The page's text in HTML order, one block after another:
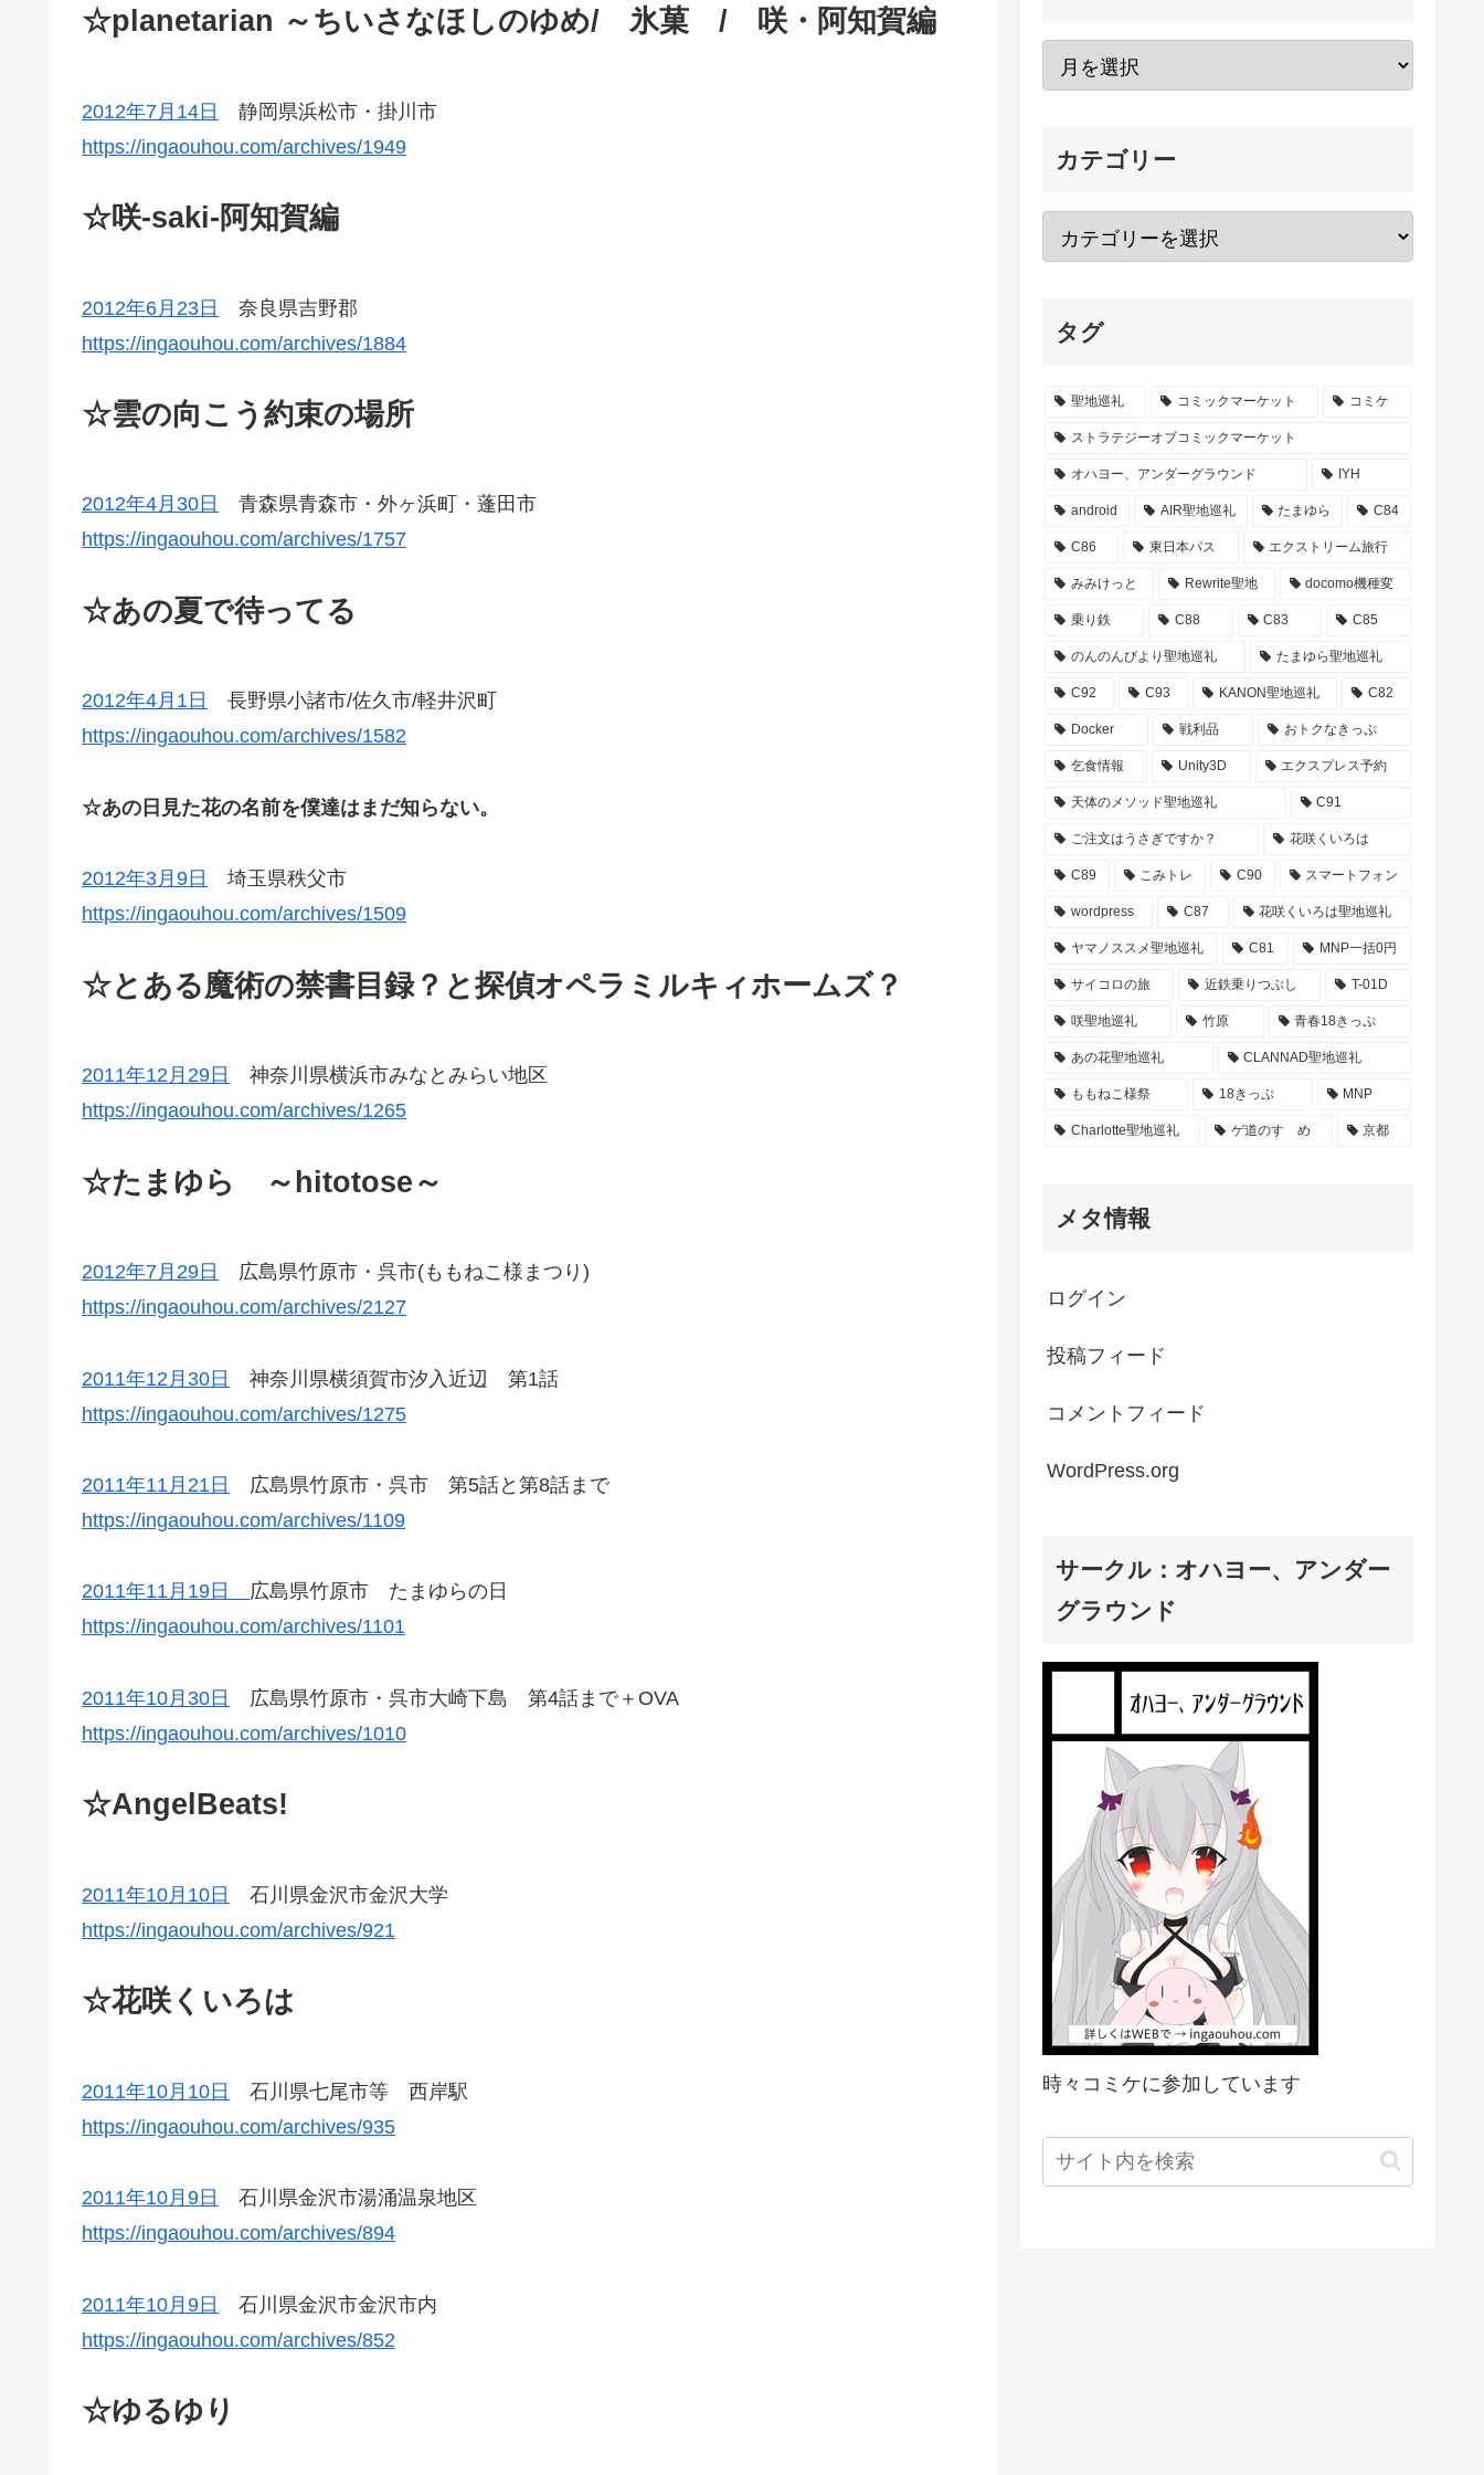
☆planetarian ～ちいさなほしのゆめ/ 氷菓 / 咲・阿知賀編
2012年7月14日
静岡県浜松市・掛川市
https://ingaouhou.com/archives/1949
☆咲-saki-阿知賀編
2012年6月23日
奈良県吉野郡
https://ingaouhou.com/archives/1884
☆雲の向こう約束の場所
2012年4月30日
青森県青森市・外ヶ浜町・蓬田市
https://ingaouhou.com/archives/1757
☆あの夏で待ってる
2012年4月1日
長野県小諸市/佐久市/軽井沢町
https://ingaouhou.com/archives/1582
☆あの日見た花の名前を僕達はまだ知らない。
2012年3月9日
埼玉県秩父市
https://ingaouhou.com/archives/1509
☆とある魔術の禁書目録？と探偵オペラミルキィホームズ？
2011年12月29日
神奈川県横浜市みなとみらい地区
https://ingaouhou.com/archives/1265
☆たまゆら ～hitotose～
2012年7月29日
広島県竹原市・呉市(ももねこ様まつり)
https://ingaouhou.com/archives/2127
2011年12月30日
神奈川県横須賀市汐入近辺 第1話
https://ingaouhou.com/archives/1275
2011年11月21日
広島県竹原市・呉市 第5話と第8話まで
https://ingaouhou.com/archives/1109
2011年11月19日 広島県竹原市 たまゆらの日
https://ingaouhou.com/archives/1101
2011年10月30日
広島県竹原市・呉市大崎下島 第4話まで＋OVA
https://ingaouhou.com/archives/1010
☆AngelBeats!
2011年10月10日
石川県金沢市金沢大学
https://ingaouhou.com/archives/921
☆花咲くいろは
2011年10月10日
石川県七尾市等 西岸駅
https://ingaouhou.com/archives/935
2011年10月9日
石川県金沢市湯涌温泉地区
https://ingaouhou.com/archives/894
2011年10月9日
石川県金沢市金沢市内
https://ingaouhou.com/archives/852
☆ゆるゆり
カテゴリー
タグ
聖地巡礼 コミックマーケット コミケ
ストラテジーオブコミックマーケット
オハヨー、アンダーグラウンド IYH
android AIR聖地巡礼 たまゆら C84
C86 東日本パス エクストリーム旅行
みみけっと Rewrite聖地 docomo機種変
乗り鉄 C88 C83 C85
のんのんびより聖地巡礼 たまゆら聖地巡礼
C92 C93 KANON聖地巡礼 C82
Docker 戦利品 おトクなきっぷ
乞食情報 Unity3D エクスプレス予約
天体のメソッド聖地巡礼 C91
ご注文はうさぎですか？ 花咲くいろは
C89 こみトレ C90 スマートフォン
wordpress C87 花咲くいろは聖地巡礼
ヤマノススメ聖地巡礼 C81 MNP一括0円
サイコロの旅 近鉄乗りつぶし T-01D
咲聖地巡礼 竹原 青春18きっぷ
あの花聖地巡礼 CLANNAD聖地巡礼
ももねこ様祭 18きっぷ MNP
Charlotte聖地巡礼 ゲ道のすゝめ 京都
メタ情報
ログイン
投稿フィード
コメントフィード
WordPress.org
サークル：オハヨー、アンダー
グラウンド
時々コミケに参加しています